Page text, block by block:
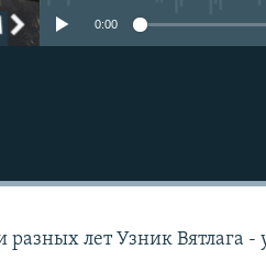
0:00
лет Узник Вятлага -